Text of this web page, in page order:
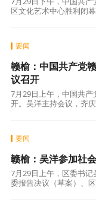
区文化艺术中心胜利闭
要闻
赣榆：中国共产党
议召开
7月29日上午，中国共
开。吴洋主持会议，齐
要闻
赣榆：吴洋参加社
7月29日上午，区委书
委报告决议（草案）、